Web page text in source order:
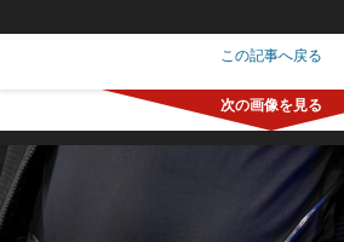
この記事へ戻る